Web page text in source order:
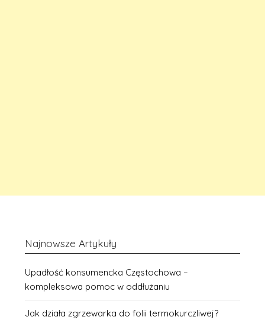
Najnowsze Artykuły
Upadłość konsumencka Częstochowa –
kompleksowa pomoc w oddłużaniu
Jak działa zgrzewarka do folii termokurczliwej?